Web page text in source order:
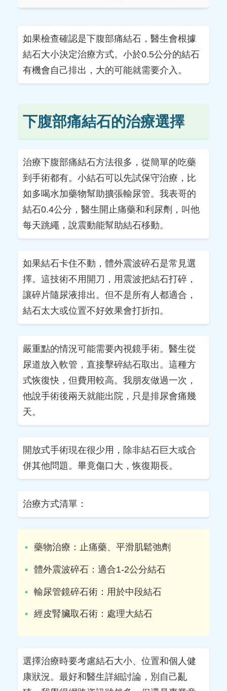
如果檢查確認是下腹部痛結石，醫生會根據
結石大小決定治療方式。小於0.5公分的結石
有機會自己排出，大的可能就需要介入。
下腹部痛結石的治療選擇
治療下腹部痛結石方法很多，從簡單的吃藥
到手術都有。小結石可以先試保守治療，比
如多喝水加藥物幫助擴張輸尿管。我表哥的
結石0.4公分，醫生開止痛藥和利尿劑，叫他
每天跳繩，說震動能幫助結石移動。
如果結石卡住不動，體外震波碎石是常見選
擇。這技術不用開刀，用震波把結石打碎，
讓碎片隨尿液排出。但不是所有人都適合，
結石太大或位置不好效果會打折扣。
嚴重點的情況可能需要內視鏡手術。醫生從
尿道放入軟管，直接擊碎結石取出。這種方
式恢復快，但費用較高。我朋友做過一次，
他說手術後兩天就能出院，只是排尿會痛幾
天。
開放式手術現在很少用，除非結石巨大或合
併其他問題。畢竟傷口大，恢復期長。
治療方式清單：
藥物治療：止痛藥、平滑肌鬆弛劑
體外震波碎石：適合1-2公分結石
輸尿管鏡碎石術：用於中段結石
經皮腎臟取石術：處理大結石
選擇治療時要考慮結石大小、位置和個人健
康狀況。最好和醫生詳細討論，別自己亂